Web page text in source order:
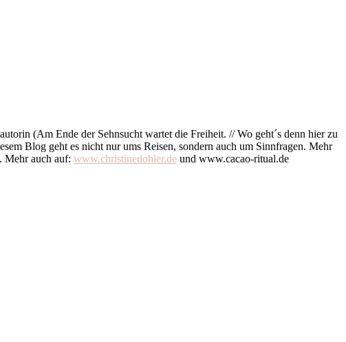
(Am Ende der Sehnsucht wartet die Freiheit. // Wo geht´s denn hier zu
Blog geht es nicht nur ums Reisen, sondern auch um Sinnfragen. Mehr
Mehr auch auf: www.christinedohler.de und www.cacao-ritual.de